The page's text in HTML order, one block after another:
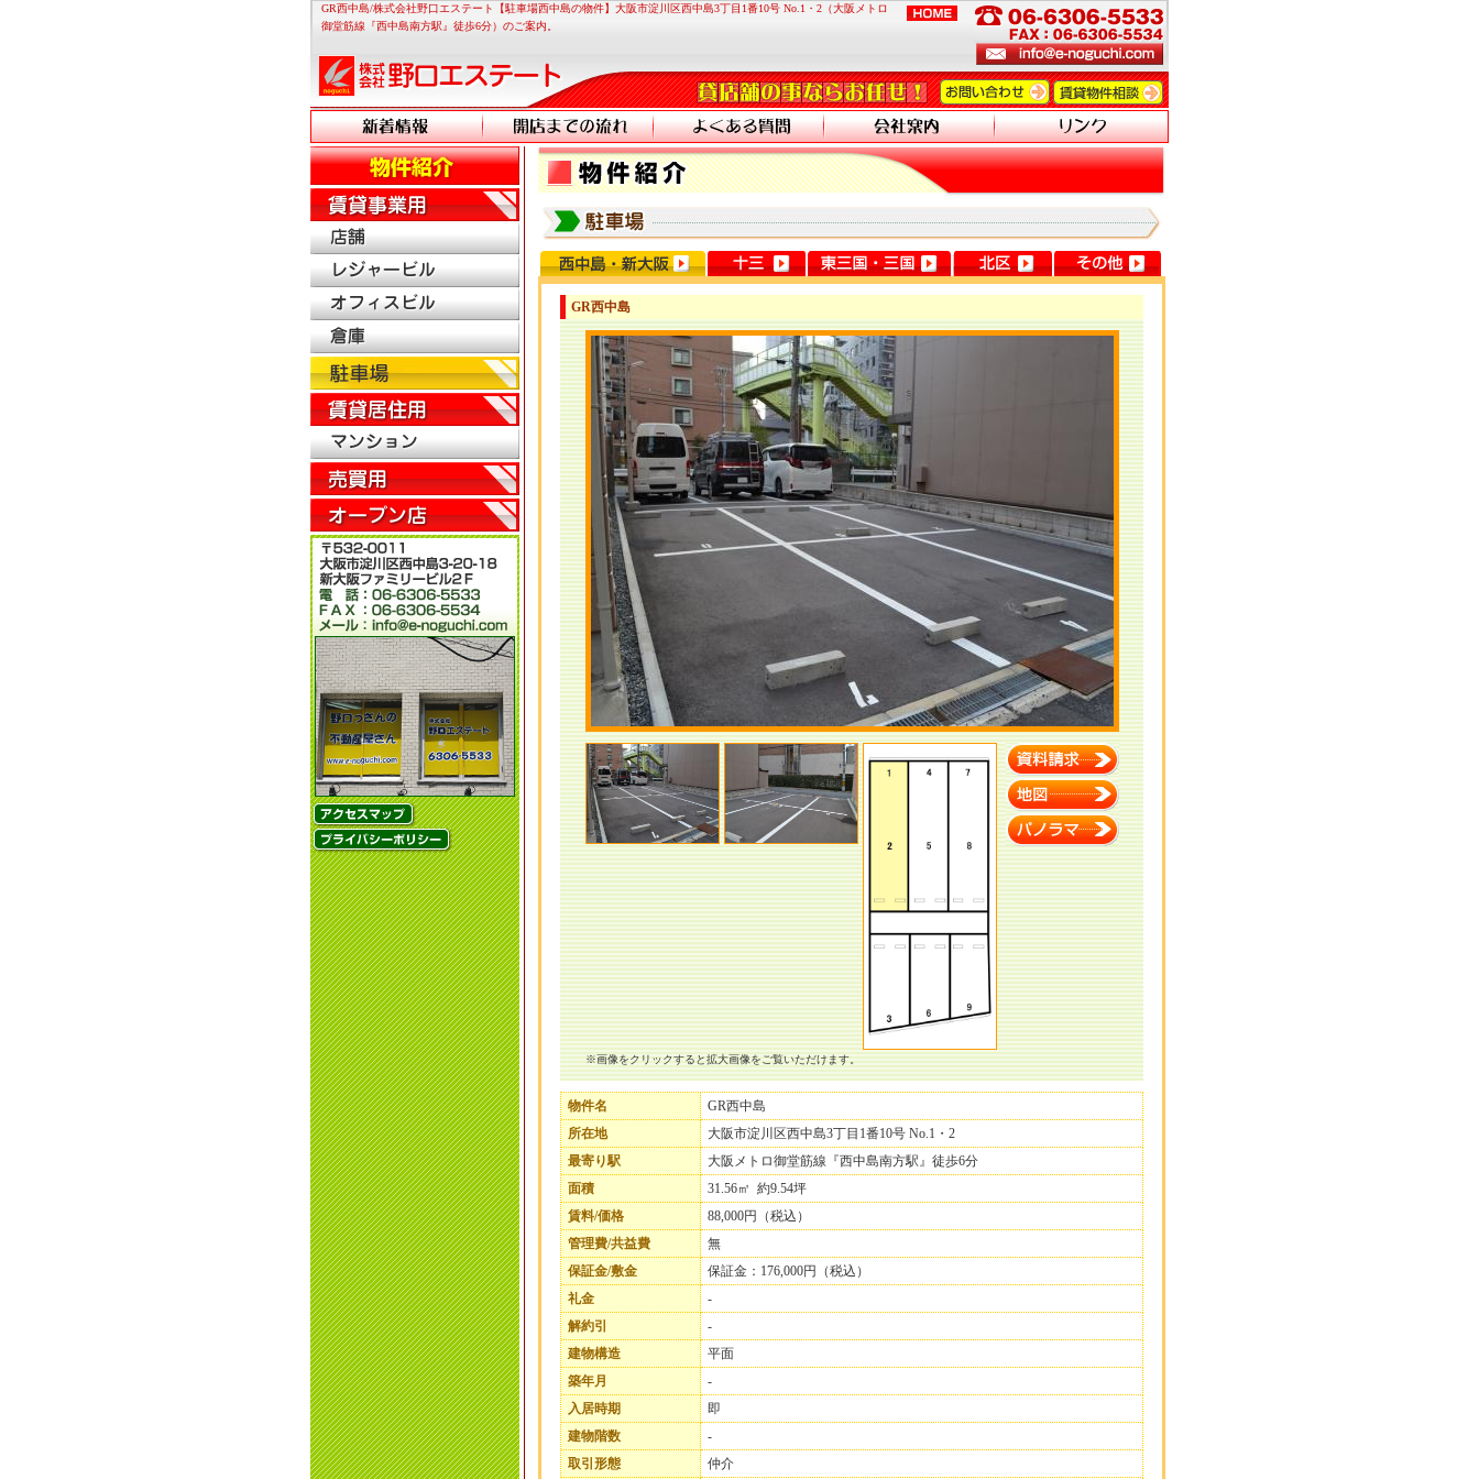
GR西中島/株式会社野口エステート【駐車場西中島の物件】大阪市淀川区西中島3丁目1番10号 Nо.1・2（大阪メトロ
御堂筋線『西中島南方駅』徒歩6分）のご案内。
GR西中島
※画像をクリックすると拡大画像をご覧いただけます。
物件名
GR西中島
所在地
大阪市淀川区西中島3丁目1番10号 Nо.1・2
最寄り駅
大阪メトロ御堂筋線『西中島南方駅』徒歩6分
面積
31.56㎡ 約9.54坪
賃料/価格
88,000円（税込）
管理費/共益費
無
保証金/敷金
保証金：176,000円（税込）
礼金
-
解約引
-
建物構造
平面
築年月
-
入居時期
即
建物階数
-
取引形態
仲介